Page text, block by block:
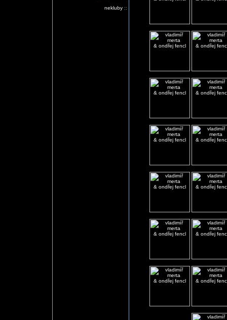
nekluby::